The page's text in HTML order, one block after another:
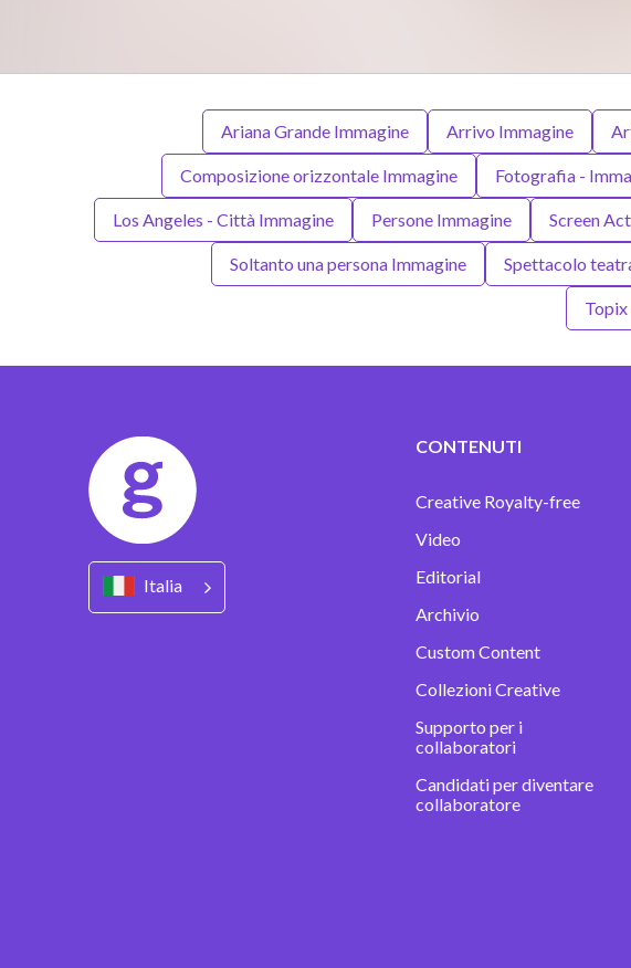
Ariana Grande Immagine Arrivo Immagine
Composizione orizzontale Immagine Fotografia -
Los Angeles - Città Immagine Persone Immagine Screen
Soltanto una persona Immagine Spettacolo
Italia
CONTENUTI
Creative Royalty-free
Video
Editorial
Archivio
Custom Content
Collezioni Creative
Supporto per i
collaboratori
Candidati per diventare
collaboratore